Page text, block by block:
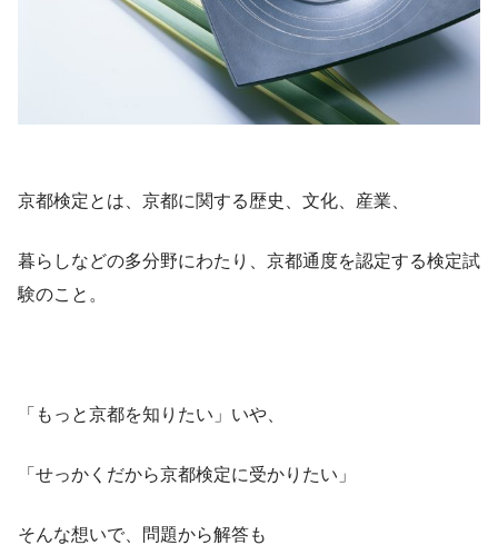
京都検定とは、京都に関する歴史、文化、産業、
暮らしなどの多分野にわたり、京都通度を認定する検定試
験のこと。
「もっと京都を知りたい」いや、
「せっかくだから京都検定に受かりたい」
そんな想いで、問題から解答も